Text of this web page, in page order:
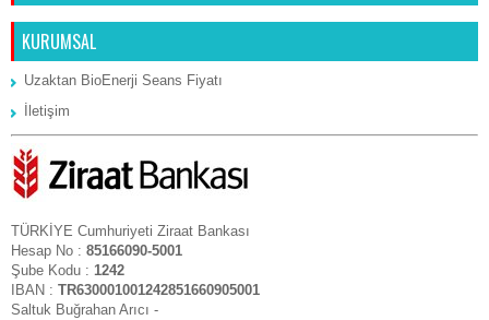
KURUMSAL
Uzaktan BioEnerji Seans Fiyatı
İletişim
TÜRKİYE Cumhuriyeti Ziraat Bankası
Hesap No : 85166090-5001
Şube Kodu : 1242
IBAN : TR630001001242851660905001
Saltuk Buğrahan Arıcı -